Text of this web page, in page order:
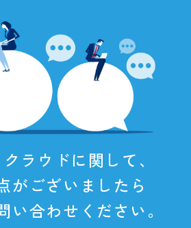
ラウドに関して、
がございましたら
い合わせください。